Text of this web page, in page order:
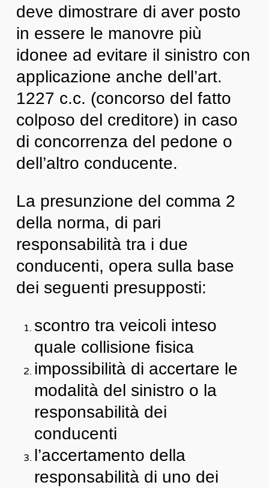
deve dimostrare di aver posto
in essere le manovre più
idonee ad evitare il sinistro con
applicazione anche dell’art.
1227 c.c. (concorso del fatto
colposo del creditore) in caso
di concorrenza del pedone o
dell’altro conducente.
La presunzione del comma 2
della norma, di pari
responsabilità tra i due
conducenti, opera sulla base
dei seguenti presupposti:
scontro tra veicoli inteso
quale collisione fisica
impossibilità di accertare le
modalità del sinistro o la
responsabilità dei
conducenti
l’accertamento della
responsabilità di uno dei